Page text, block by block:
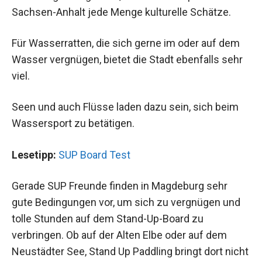
Sachsen-Anhalt jede Menge kulturelle Schätze.
Für Wasserratten, die sich gerne im oder auf dem
Wasser vergnügen, bietet die Stadt ebenfalls sehr
viel.
Seen und auch Flüsse laden dazu sein, sich beim
Wassersport zu betätigen.
Lesetipp: SUP Board Test
Gerade SUP Freunde finden in Magdeburg sehr
gute Bedingungen vor, um sich zu vergnügen und
tolle Stunden auf dem Stand-Up-Board zu
verbringen. Ob auf der Alten Elbe oder auf dem
Neustädter See, Stand Up Paddling bringt dort nicht